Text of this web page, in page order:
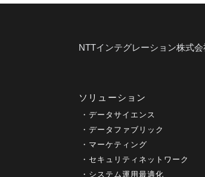
NTTインテグレーション株式会
ソリューション
データサイエンス
データファブリック
マーケティング
セキュリティネットワーク
システム運用最適化